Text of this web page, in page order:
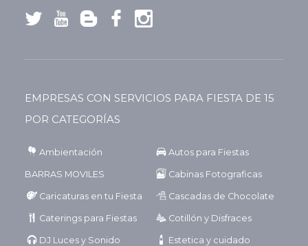
EMPRESAS CON SERVICIOS PARA FIESTA DE 15
POR CATEGORÍAS
Ambientación Autos para Fiestas
BARRAS MOVILES Cabinas Fotograficas
Caricaturas en tu Fiesta Cascadas de Chocolate
Caterings para Fiestas Cotillón y Disfraces
DJ Luces y Sonido Estetica y cuidado